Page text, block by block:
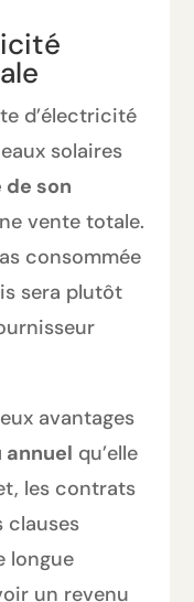
d’électricité
solaires
de son
vente totale.
consommée
sera plutôt
avantages
annuel qu’elle
les contrats
clauses
longue
un revenu